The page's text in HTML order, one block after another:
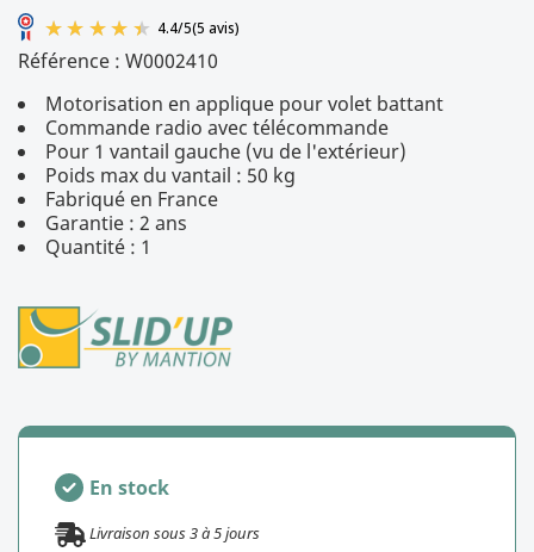
4.4
Référence : W0002410
Motorisation en applique pour volet battant
Commande radio avec télécommande
Pour 1 vantail gauche (vu de l'extérieur)
Poids max du vantail : 50 kg
Fabriqué en France
Garantie : 2 ans
Quantité : 1
En stock
Livraison sous3à5jours